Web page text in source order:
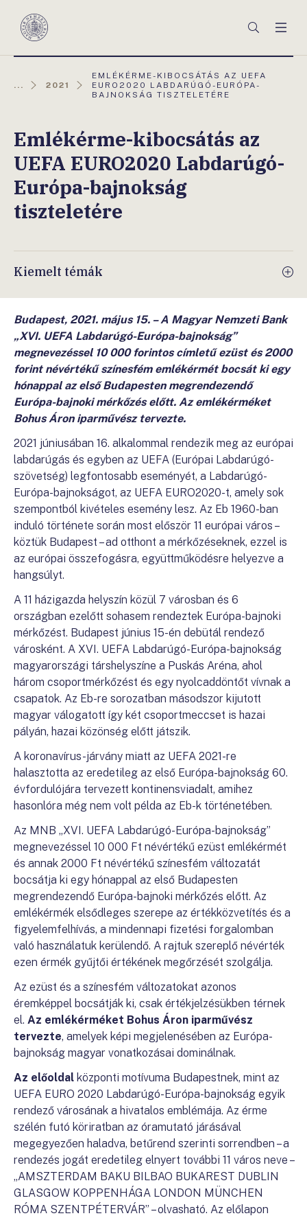
Magyar
Keresés
... 2021
AKTUÁLIS
OLDAL:
EMLÉKÉRME-KIBOCSÁTÁS AZ UEFA
EURO2020 LABDARÚGÓ-EURÓPA-
BAJNOKSÁG TISZTELETÉRE
Emlékérme-kibocsátás az
UEFA EURO2020 Labdarúgó-
Európa-bajnokság
tiszteletére
Kiemelt témák
Budapest, 2021. május 15. – A Magyar Nemzeti Bank
„XVI. UEFA Labdarúgó-Európa-bajnokság”
megnevezéssel 10 000 forintos címletű ezüst és 2000
forint névértékű színesfém emlékérmét bocsát ki egy
hónappal az első Budapesten megrendezendő
Európa-bajnoki mérkőzés előtt. Az emlékérméket
Bohus Áron iparművész tervezte.
2021 júniusában 16. alkalommal rendezik meg az európai
labdarúgás és egyben az UEFA (Európai Labdarúgó-
szövetség) legfontosabb eseményét, a Labdarúgó-
Európa-bajnokságot, az UEFA EURO2020-t, amely sok
szempontból kivételes esemény lesz. Az Eb 1960-ban
induló története során most először 11 európai város –
köztük Budapest – ad otthont a mérkőzéseknek, ezzel is
az európai összefogásra, együttműködésre helyezve a
hangsúlyt.
A 11 házigazda helyszín közül 7 városban és 6
országban ezelőtt sohasem rendeztek Európa-bajnoki
mérkőzést. Budapest június 15-én debütál rendező
városként. A XVI. UEFA Labdarúgó-Európa-bajnokság
magyarországi társhelyszíne a Puskás Aréna, ahol
három csoportmérkőzést és egy nyolcaddöntőt vívnak a
csapatok. Az Eb-re sorozatban másodszor kijutott
magyar válogatott így két csoportmeccset is hazai
pályán, hazai közönség előtt játszik.
A koronavírus-járvány miatt az UEFA 2021-re
halasztotta az eredetileg az első Európa-bajnokság 60.
évfordulójára tervezett kontinensviadalt, amihez
hasonlóra még nem volt példa az Eb-k történetében.
Az MNB „XVI. UEFA Labdarúgó-Európa-bajnokság”
megnevezéssel 10 000 Ft névértékű ezüst emlékérmét
és annak 2000 Ft névértékű színesfém változatát
bocsátja ki egy hónappal az első Budapesten
megrendezendő Európa-bajnoki mérkőzés előtt. Az
emlékérmék elsődleges szerepe az értékközvetítés és a
figyelemfelhívás, a mindennapi fizetési forgalomban
való használatuk kerülendő. A rajtuk szereplő névérték
ezen érmék gyűjtői értékének megőrzését szolgálja.
Az ezüst és a színesfém változatokat azonos
éremképpel bocsátják ki, csak értékjelzésükben térnek
el. Az emlékérméket Bohus Áron iparművész
tervezte, amelyek képi megjelenésében az Európa-
bajnokság magyar vonatkozásai dominálnak.
Az előoldal központi motívuma Budapestnek, mint az
UEFA EURO 2020 Labdarúgó-Európa-bajnokság egyik
rendező városának a hivatalos emblémája. Az érme
szélén futó köriratban az óramutató járásával
megegyezően haladva, betűrend szerinti sorrendben – a
rendezés jogát eredetileg elnyert további 11 város neve –
„AMSZTERDAM BAKU BILBAO BUKAREST DUBLIN
GLASGOW KOPPENHÁGA LONDON MÜNCHEN
RÓMA SZENTPÉTERVÁR” – olvasható. Az előlapon